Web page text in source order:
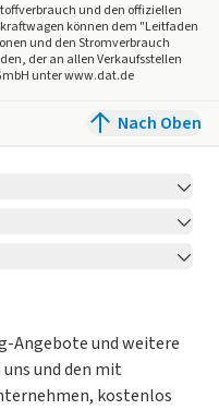
und den offiziellen
können dem "Leitfaden
und den Stromverbrauch
der an allen Verkaufsstellen
unter www.dat.de
Nach Oben
Angebote und weitere
und den mit
kostenlos